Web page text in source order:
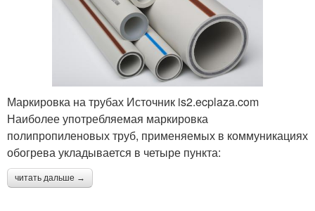
Маркировка на трубах Источник is2.ecplaza.com
Наиболее употребляемая маркировка
полипропиленовых труб, применяемых в коммуникациях
обогрева укладывается в четыре пункта:
читать дальше →